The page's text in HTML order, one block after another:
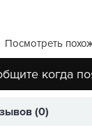
Посмотреть
когда
(0)